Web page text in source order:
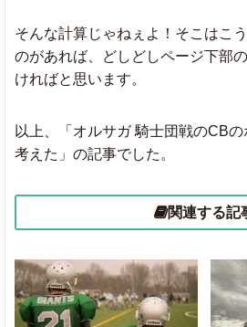
そんな計算じゃねぇよ！そこはこ
のがあれば、どしどしページ下部
ければと思います。
以上、「オルサガ 騎士団戦のCB
考えた」の記事でした。
関連する記